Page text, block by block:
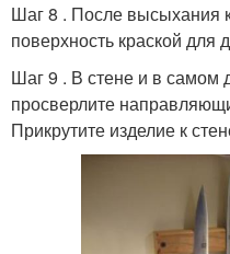
Шаг 8 . После высыхания
поверхность краской для
Шаг 9 . В стене и в самом
просверлите
Прикрутите изделие к